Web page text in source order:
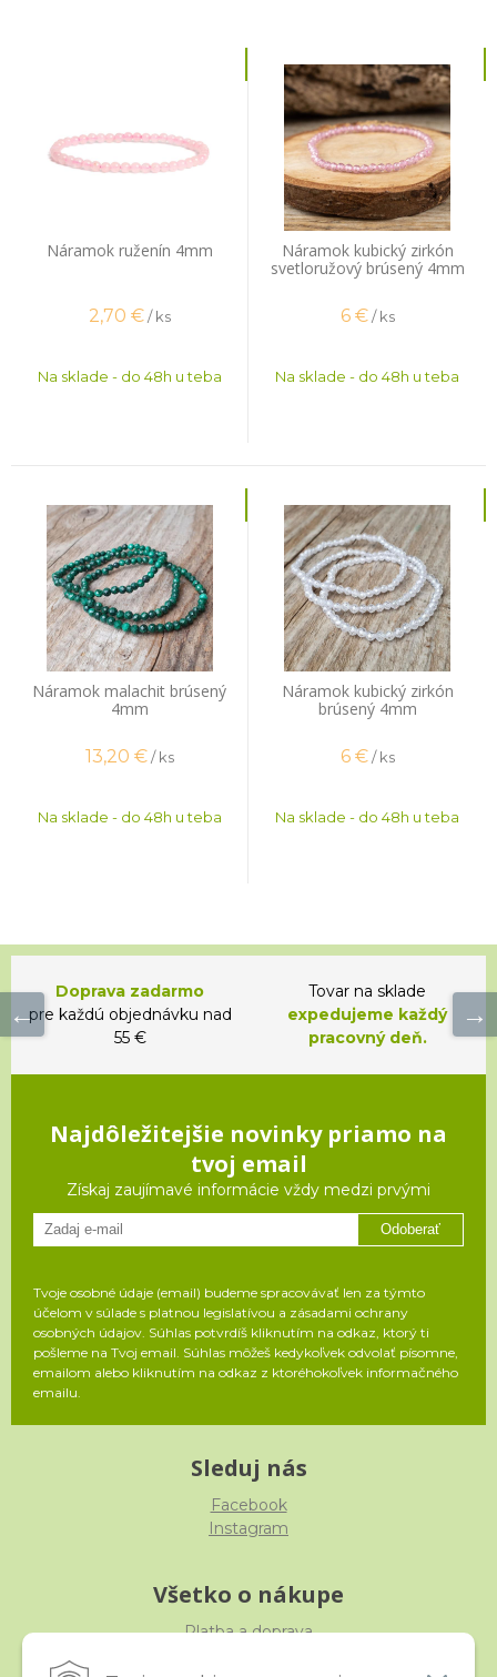
Náramok ruženín 4mm
2,70 € / ks
Na sklade - do 48h u teba
Náramok kubický zirkón
svetloružový brúsený 4mm
6 € / ks
Na sklade - do 48h u teba
Náramok malachit brúsený
4mm
13,20 € / ks
Na sklade - do 48h u teba
Náramok kubický zirkón
brúsený 4mm
6 € / ks
Na sklade - do 48h u teba
Doprava zadarmo
pre každú objednávku nad
55 €
Tovar na sklade
expedujeme každý
pracovný deň.
Najdôležitejšie novinky priamo na
tvoj email
Získaj zaujímavé informácie vždy medzi prvými
Odoberať
Tvoje osobné údaje (email) budeme spracovávať len za týmto
účelom v súlade s platnou legislatívou a zásadami ochrany
osobných údajov. Súhlas potvrdíš kliknutím na odkaz, ktorý ti
pošleme na Tvoj email. Súhlas môžeš kedykoľvek odvolať písomne,
emailom alebo kliknutím na odkaz z ktoréhokoľvek informačného
emailu.
Sleduj nás
Facebook
Instagram
Všetko o nákupe
Platba a doprava